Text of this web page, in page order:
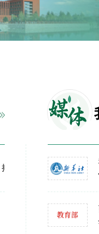
揭示植物根系全新向性
媒体